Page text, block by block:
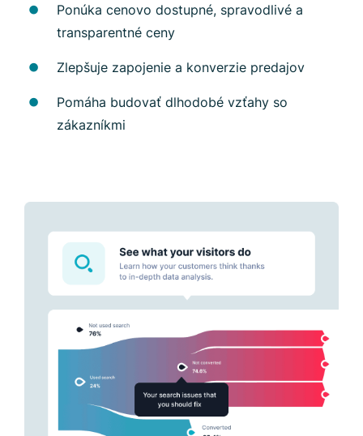
Ponúka cenovo dostupné, spravodlivé a
transparentné ceny
Zlepšuje zapojenie a konverzie predajov
Pomáha budovať dlhodobé vzťahy so
zákazníkmi